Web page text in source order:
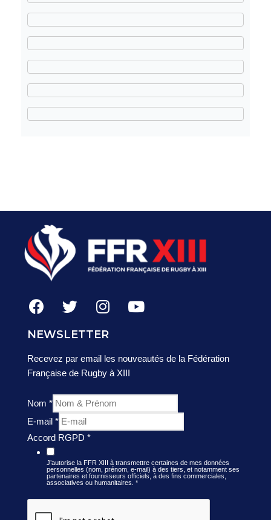
NEWSLETTER
Recevez par email les nouveautés de la Fédération
Française de Rugby à XIII
Nom *
E-mail *
Accord RGPD *
J’autorise la FFR XIII à transmettre certaines de mes données
personnelles (nom, prénom, e-mail) à des tiers, et notamment ses
partenaires et fournisseurs officiels, à des fins commerciales,
associatives ou humanitaires. *